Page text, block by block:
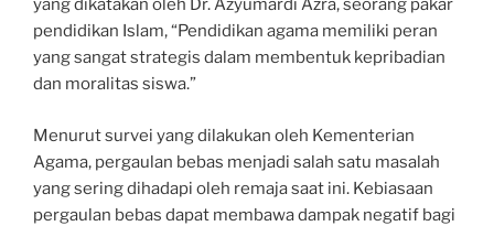
yang dikatakan oleh Dr. Azyumardi Azra, seorang pakar
pendidikan Islam, “Pendidikan agama memiliki peran
yang sangat strategis dalam membentuk kepribadian
dan moralitas siswa.”
Menurut survei yang dilakukan oleh Kementerian
Agama, pergaulan bebas menjadi salah satu masalah
yang sering dihadapi oleh remaja saat ini. Kebiasaan
pergaulan bebas dapat membawa dampak negatif bagi